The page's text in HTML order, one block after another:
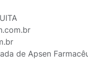
de Apsen